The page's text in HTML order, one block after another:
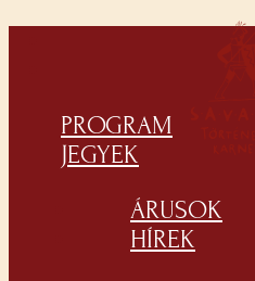
PROGRAM
JEGYEK
ÁRUSOK
HÍREK